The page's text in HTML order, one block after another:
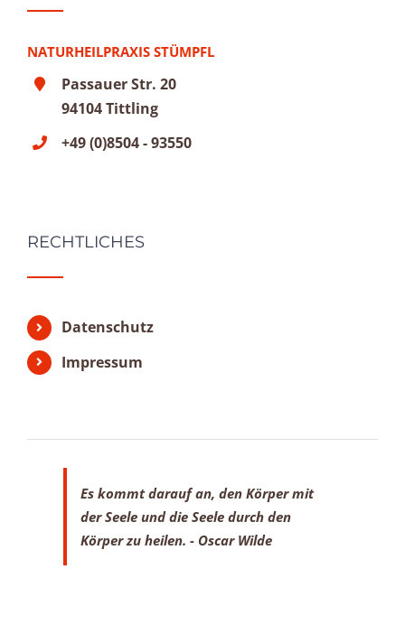
NATURHEILPRAXIS STÜMPFL
Passauer Str. 20
94104 Tittling
+49 (0)8504 - 93550
RECHTLICHES
Datenschutz
Impressum
Es kommt darauf an, den Körper mit
der Seele und die Seele durch den
Körper zu heilen. - Oscar Wilde